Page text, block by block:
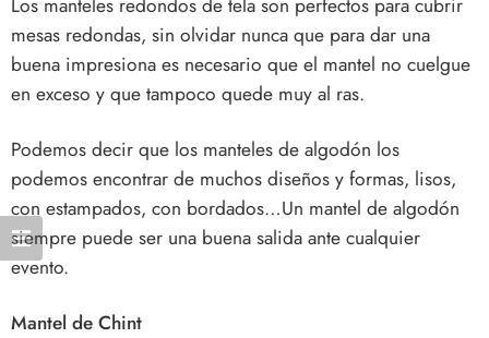
mesas redondas, sin olvidar nunca que para dar una
buena impresiona es necesario que el mantel no cuelgue
en exceso y que tampoco quede muy al ras.
Podemos decir que los manteles de algodón los
podemos encontrar de muchos diseños y formas, lisos,
con estampados, con bordados…Un mantel de algodón
siempre puede ser una buena salida ante cualquier
evento.
Mantel de Chint